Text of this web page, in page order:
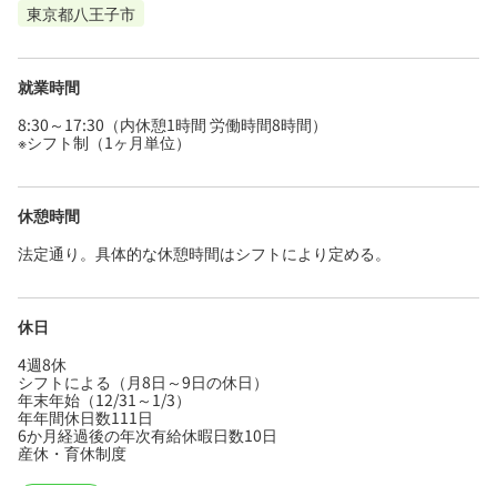
東京都八王子市
就業時間
8:30～17:30（内休憩1時間 労働時間8時間）
※シフト制（1ヶ月単位）
休憩時間
法定通り。具体的な休憩時間はシフトにより定める。
休日
4週8休
シフトによる（月8日～9日の休日）
年末年始（12/31～1/3）
年年間休日数111日
6か月経過後の年次有給休暇日数10日
産休・育休制度